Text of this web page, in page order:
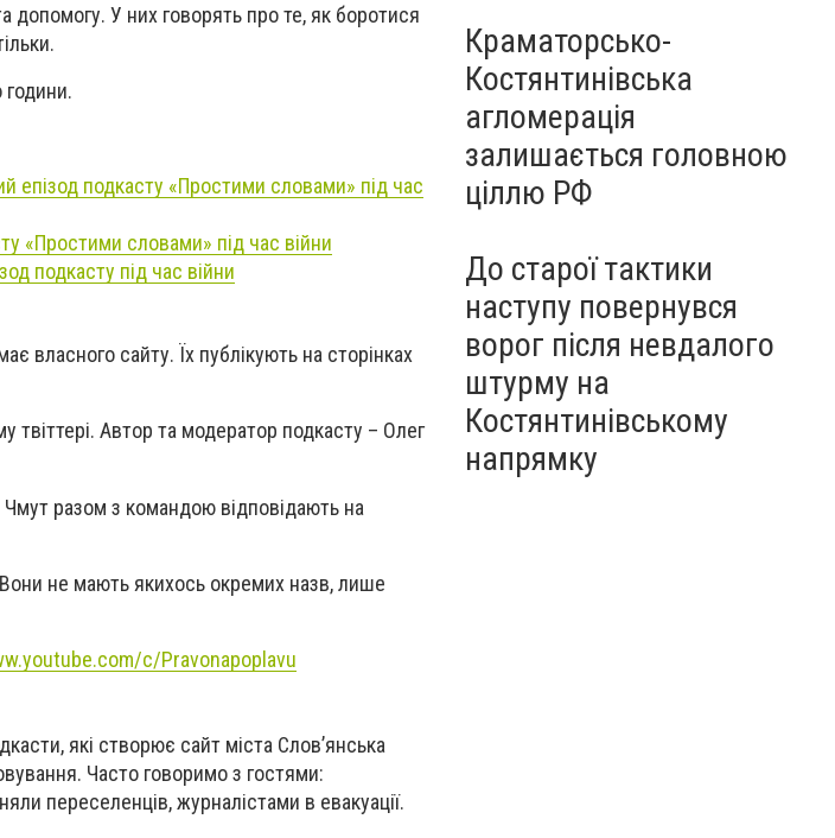
допомогу. У них говорять про те, як боротися
години.
епізод подкасту «Простими словами» під час
«Простими словами» під час війни
подкасту під час війни
власного сайту. Їх публікують на сторінках
твіттері. Автор та модератор подкасту – Олег
разом з командою відповідають на
не мають якихось окремих назв, лише
c/Pravonapoplavu
які створює сайт міста Слов’янська
Часто говоримо з гостями:
переселенців, журналістами в евакуації.
Краматорсько-
Костянтинівська
агломерація
залишається головною
ціллю РФ
До старої тактики
наступу повернувся
ворог після невдалого
штурму на
Костянтинівському
напрямку